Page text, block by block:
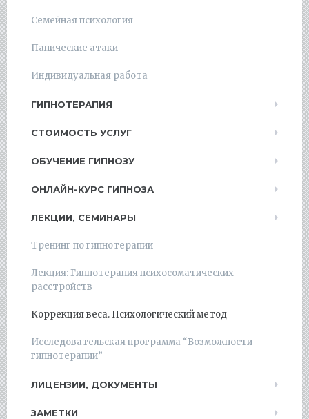
Семейная психология
Панические атаки
Индивидуальная работа
ГИПНОТЕРАПИЯ
СТОИМОСТЬ УСЛУГ
ОБУЧЕНИЕ ГИПНОЗУ
ОНЛАЙН-КУРС ГИПНОЗА
ЛЕКЦИИ, СЕМИНАРЫ
Тренинг по гипнотерапии
Лекция: Гипнотерапия психосоматических
расстройств
Коррекция веса. Психологический метод
Исследовательская программа “Возможности
гипнотерапии”
ЛИЦЕНЗИИ, ДОКУМЕНТЫ
ЗАМЕТКИ